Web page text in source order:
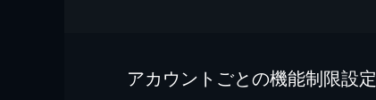
アカウントごとの機能制限設定